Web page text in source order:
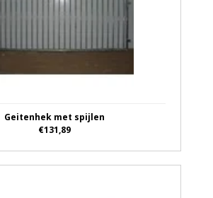
Geitenhek met spijlen
€131,89